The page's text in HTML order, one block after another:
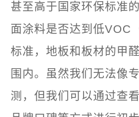
甚至高于国家环保标准
面涂料是否达到低VOC
标准，地板和板材的甲
围内。虽然我们无法像
测，但我们可以通过查